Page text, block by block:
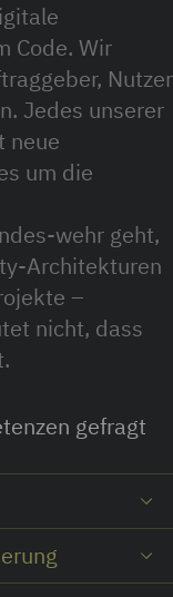
Code. Wir
Nutzer
Jedes unserer
neue
um die
wehr geht,
Architekturen
–
nicht, dass
gefragt